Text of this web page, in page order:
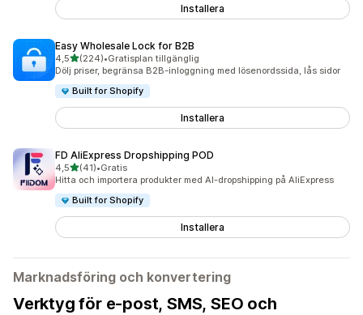
Installera
Easy Wholesale Lock for B2B
4,5av 5 stjärnor
(224)
224 recensioner totalt
•Gratisplan tillgänglig
Dölj priser, begränsa B2B-inloggning med lösenordssida, lås sidor
Built for Shopify
Installera
FD AliExpress Dropshipping POD
4,5av 5 stjärnor
(41)
41 recensioner totalt
•Gratis
Hitta och importera produkter med AI-dropshipping på AliExpress
Built for Shopify
Installera
Marknadsföring och konvertering
Verktyg för e-post, SMS, SEO och